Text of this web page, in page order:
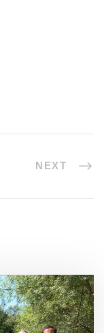
NEXT